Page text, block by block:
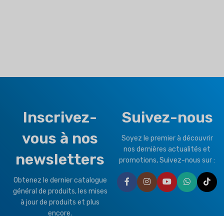
Inscrivez-
vous à nos
newsletters
Obtenez le dernier catalogue
général de produits, les mises
à jour de produits et plus
encore.
Suivez-nous
Soyez le premier à découvrir
nos dernières actualités et
promotions, Suivez-nous sur :